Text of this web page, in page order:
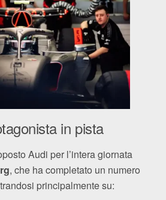
in pista
Audi per l’intera giornata
, che ha completato un numero
principalmente su: